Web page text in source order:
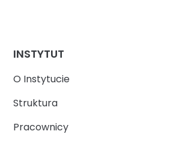
INSTYTUT
O Instytucie
Struktura
Pracownicy